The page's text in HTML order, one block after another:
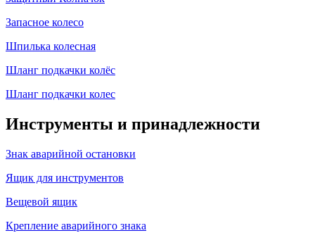
Запасное колесо
Шпилька колесная
Шланг подкачки колёс
Шланг подкачки колес
Инструменты и принадлежности
Знак аварийной остановки
Ящик для инструментов
Вещевой ящик
Крепление аварийного знака